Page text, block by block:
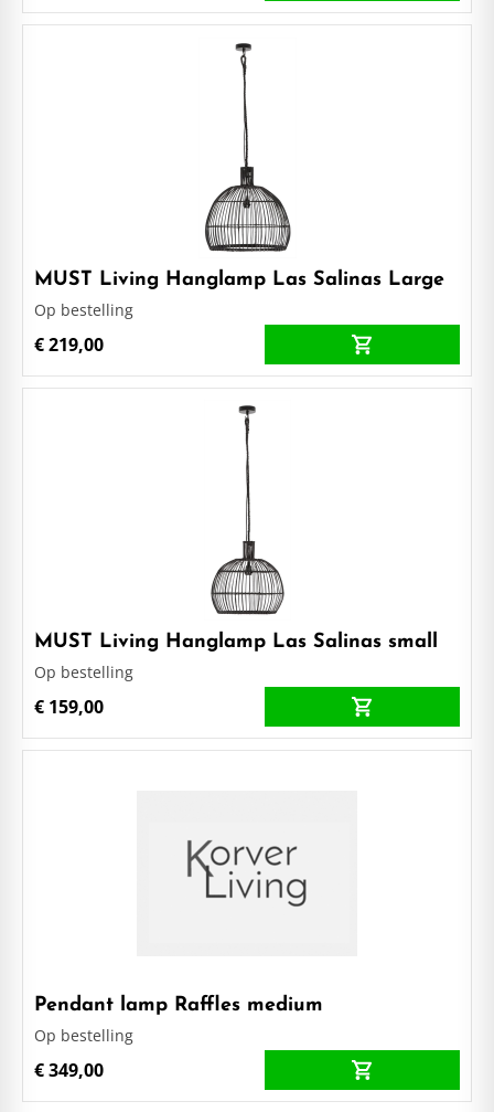
MUST Living Hanglamp Las Salinas Large
Op bestelling
€ 219,00
MUST Living Hanglamp Las Salinas small
Op bestelling
€ 159,00
Pendant lamp Raffles medium
Op bestelling
€ 349,00